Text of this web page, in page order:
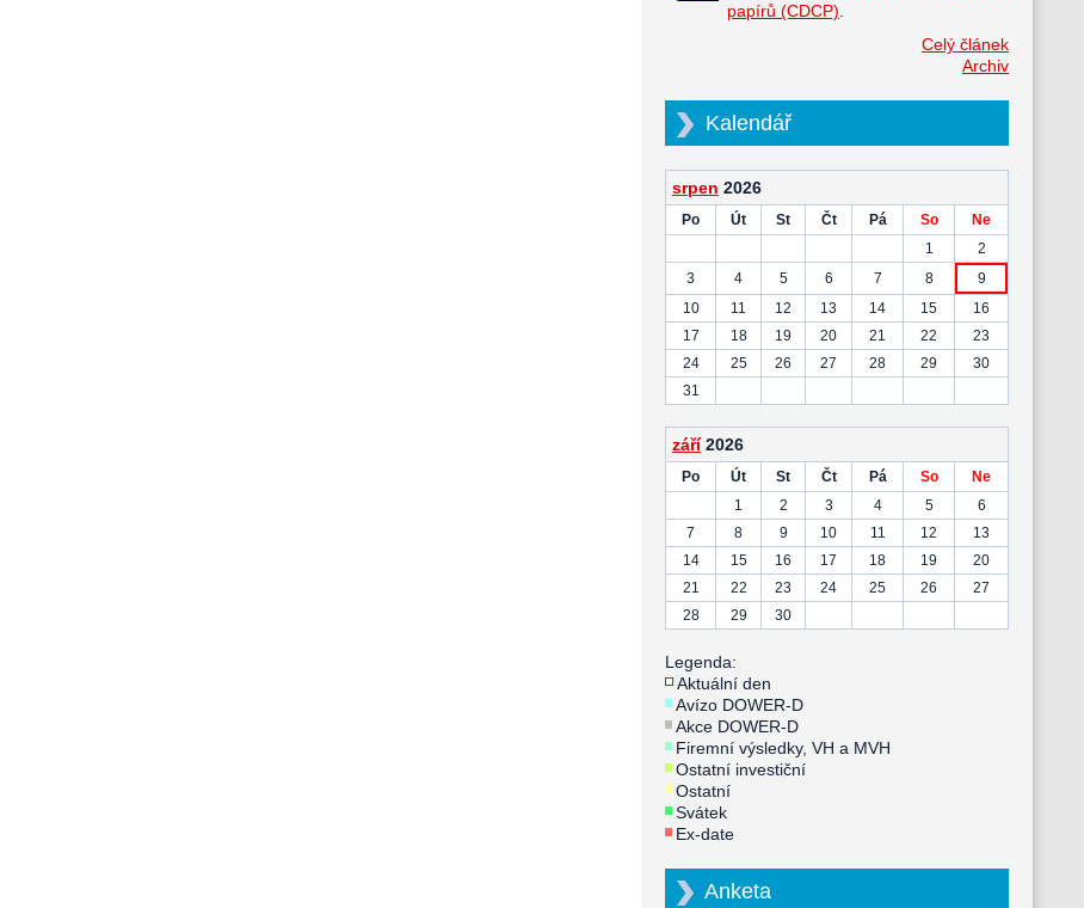
papírů (CDCP)
Celý článek
Archiv
Kalendář
srpen 2026
Po Út St Čt Pá So
Ne
1
2
3
4 5 6 7 8
9
10
11 12 13 14 15
16
17
18 19 20 21 22
23
24
25 26 27 28 29
30
31
září 2026
Po Út St Čt Pá So
Ne
1
2 3 4 5
6
7
8 9 10 11 12
13
14
15 16 17 18 19
20
21
22 23 24 25 26
27
28
29 30
Legenda:
Aktuální den
Avízo DOWER-D
Akce DOWER-D
Firemní výsledky, VH a MVH
Ostatní investiční
Ostatní
Svátek
Ex-date
Anketa